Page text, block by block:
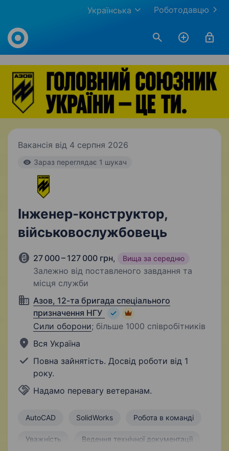
Роботодавцю
Українська
Work.ua
Вакансія від 4 серпня 2026
Зараз переглядає 1 шукач
Інженер-конструктор,
військовослужбовець
27 000 – 127 000 грн, Вища за середню
Залежно від поставленого завдання та
місця служби
Азов, 12-та бригада спеціального
призначення НГУ
Сили оборони; більше 1000 співробітників
Вся Україна
Повна зайнятість. Досвід роботи від 1
року.
Надамо перевагу ветеранам.
AutoCAD SolidWorks Робота в команді
Уважність Ведення технічної документації